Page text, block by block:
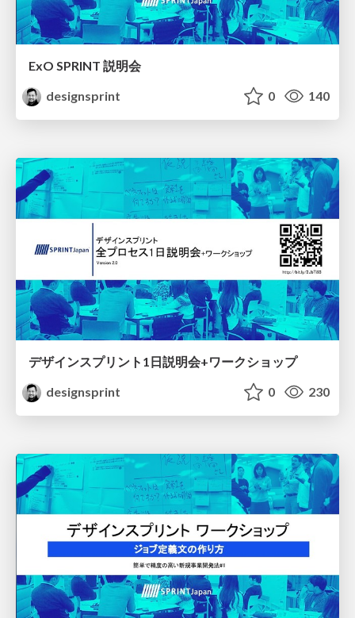
ExO SPRINT 説明会
designsprint
0 140
デザインスプリント1日説明会+ワークショップ
designsprint
0 230